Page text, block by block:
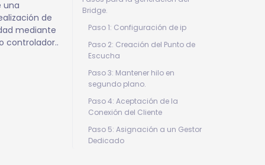
una
de
mediante
controlador..
Bridge.
Paso 1: Configuración de ip
Paso 2: Creación del Punto de
Escucha
Paso 3: Mantener hilo en
segundo plano.
Paso 4: Aceptación de la
Conexión del Cliente
Paso 5: Asignación a un Gestor
Dedicado